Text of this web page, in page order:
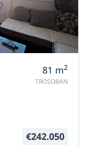
81 m2
TROSOBAN
€242.050